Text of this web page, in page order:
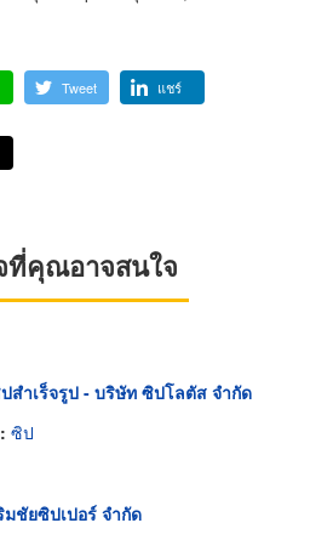
Tweet แชร์
ที่คุณอาจสนใจ
สำเร็จรูป - บริษัท ซิปโลตัส จำกัด
ซิป
มชัยซิปเปอร์ จำกัด